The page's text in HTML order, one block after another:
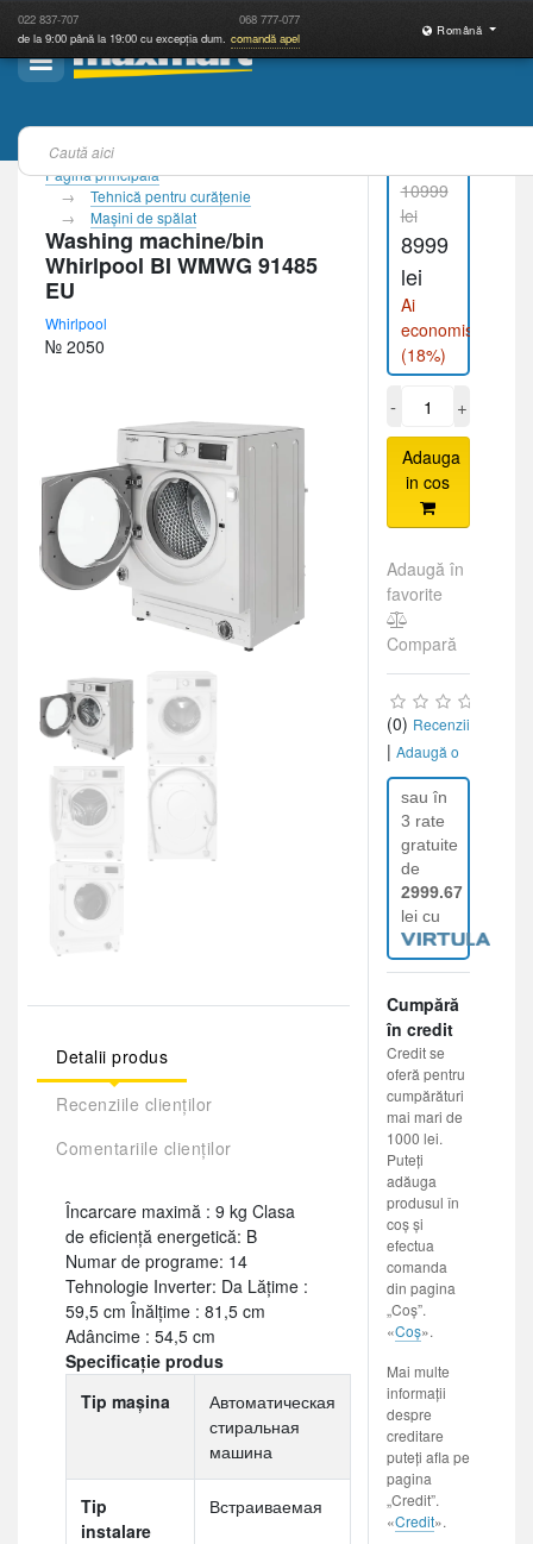
022 837-707 068 777-077
de la 9:00 până la 19:00 cu excepția dum. comandă apel
Română
Pagina principală
Tehnică pentru curăţenie
Maşini de spălat
Washing machine/bin
Whirlpool BI WMWG 91485
EU
Whirlpool
№ 2050
Detalii produs
Recenziile clienților
Comentariile clienților
Încarcare maximă : 9 kg Clasa
de eficiență energetică: B
Numar de programe: 14
Tehnologie Inverter: Da Lăţime :
59,5 cm Înălţime : 81,5 cm
Adâncime : 54,5 cm
Specificație produs
Tip mașina
Автоматическая
стиральная
машина
Tip
instalare
Встраиваемая
10999
lei
8999
lei
Ai
economisit
(18%)
- +
Adauga
in cos
Adaugă în
favorite
Compară
(0) Recenzii
| Adaugă o
recenzie
sau în
3 rate
gratuite
de
2999.67
lei cu
Cumpără
în credit
Credit se
oferă pentru
cumpărături
mai mari de
1000 lei.
Puteți
adăuga
produsul în
coș și
efectua
comanda
din pagina
„Coș”.
«Coș».
Mai multe
informații
despre
creditare
puteți afla pe
pagina
„Credit”.
«Credit».